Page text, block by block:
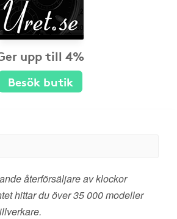
upp till 4%
Besök butik
återförsäljare av klockor
hittar du över 35 000 modeller